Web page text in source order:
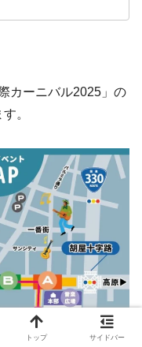
カーニバル2025」の
。
トップ サイドバー